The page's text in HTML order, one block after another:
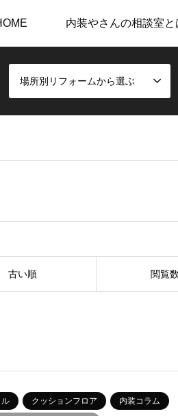
内装やさんの相談室と
場所別リフォームから選ぶ
古い順 閲覧
ル クッションフロア 内装コラム